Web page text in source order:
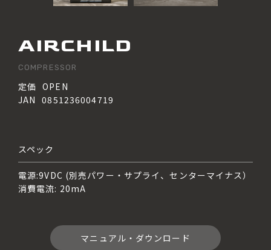
AIRCHILD
COMPRESSOR
定価
OPEN
JAN
0851236004719
スペック
電源:9VDC (別売パワー・サプライ、センターマイナス）
消費電流: 20mA
マニュアル・ダウンロード